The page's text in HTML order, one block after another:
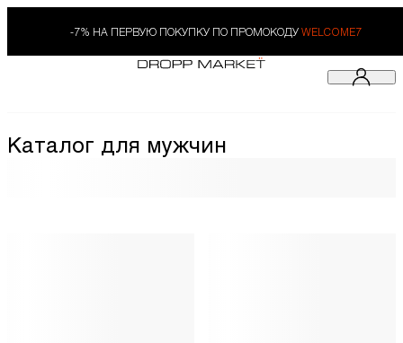
-7% НА ПЕРВУЮ ПОКУПКУ ПО ПРОМОКОДУ WELCOME7
Каталог для мужчин